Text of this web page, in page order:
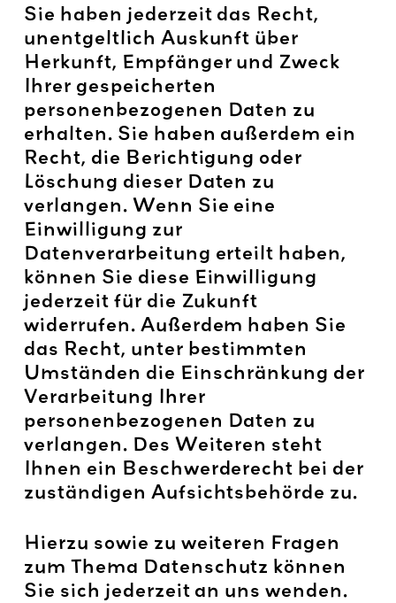
Sie haben jederzeit das Recht,
unentgeltlich Auskunft über
Herkunft, Empfänger und Zweck
Ihrer gespeicherten
personenbezogenen Daten zu
erhalten. Sie haben außerdem ein
Recht, die Berichtigung oder
Löschung dieser Daten zu
verlangen. Wenn Sie eine
Einwilligung zur
Datenverarbeitung erteilt haben,
können Sie diese Einwilligung
jederzeit für die Zukunft
widerrufen. Außerdem haben Sie
das Recht, unter bestimmten
Umständen die Einschränkung der
Verarbeitung Ihrer
personenbezogenen Daten zu
verlangen. Des Weiteren steht
Ihnen ein Beschwerderecht bei der
zuständigen Aufsichtsbehörde zu.
Hierzu sowie zu weiteren Fragen
zum Thema Datenschutz können
Sie sich jederzeit an uns wenden.